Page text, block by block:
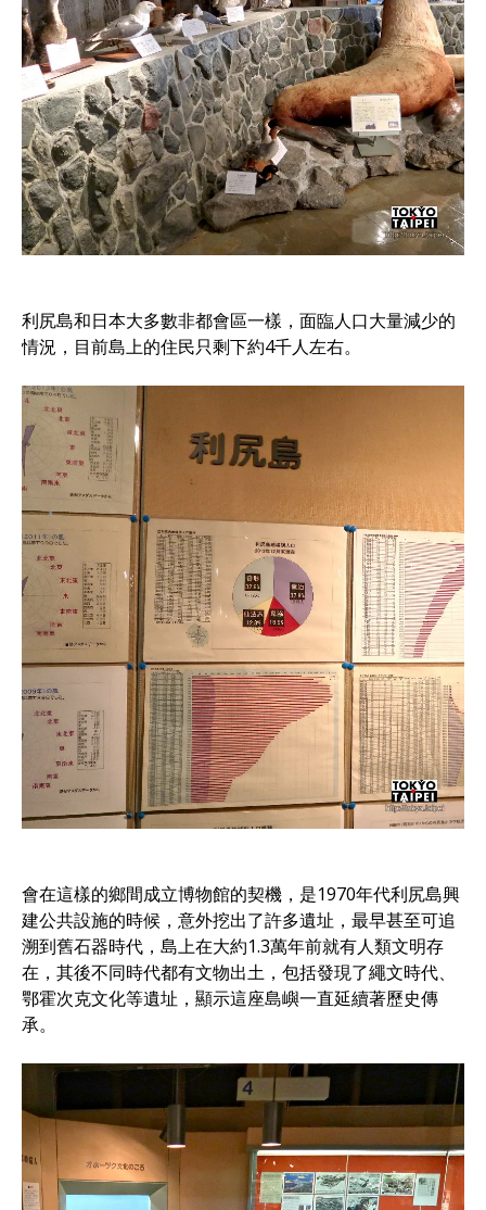
利尻島和日本大多數非都會區一樣，面臨人口大量減少的
情況，目前島上的住民只剩下約4千人左右。
會在這樣的鄉間成立博物館的契機，是1970年代利尻島興
建公共設施的時候，意外挖出了許多遺址，最早甚至可追
溯到舊石器時代，島上在大約1.3萬年前就有人類文明存
在，其後不同時代都有文物出土，包括發現了繩文時代、
鄂霍次克文化等遺址，顯示這座島嶼一直延續著歷史傳
承。